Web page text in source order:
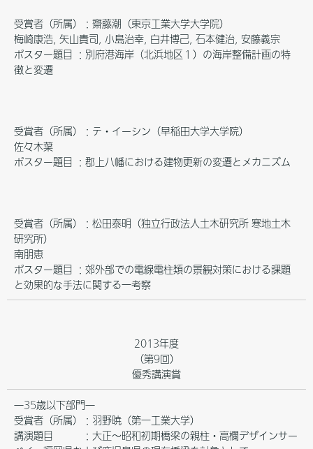
受賞者（所属）：齋藤潮（東京工業大学大学院）
梅崎康浩, 矢山貴司, 小島治幸, 白井博己, 石本健治, 安藤義宗
ポスター題目 ：別府港海岸（北浜地区１）の海岸整備計画の特
徴と変遷
受賞者（所属）：テ・イーシン（早稲田大学大学院）
佐々木葉
ポスター題目 ：郡上八幡における建物更新の変遷とメカニズム
受賞者（所属）：松田泰明（独立行政法人土木研究所 寒地土木
研究所）
南朋恵
ポスター題目 ：郊外部での電線電柱類の景観対策における課題
と効果的な手法に関する一考察
2013年度
（第9回）
優秀講演賞
―35歳以下部門―
受賞者（所属）：羽野暁（第一工業大学）
講演題目 ：大正～昭和初期橋梁の親柱・高欄デザインサー